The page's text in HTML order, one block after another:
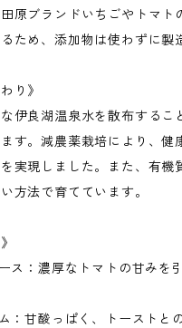
原ブランドいちごやトマト
ため、添加物は使わずに製
り》
伊良湖温泉水を散布するこ
す。減農薬栽培により、健
実現しました。また、有機
方法で育てています。
ス：濃厚なトマトの甘みを
：甘酸っぱく、トーストと